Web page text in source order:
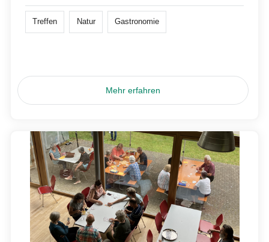
Treffen Natur Gastronomie
Mehr erfahren